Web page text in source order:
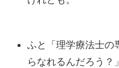
ふと「理学療法士の
らなれるんだろう？